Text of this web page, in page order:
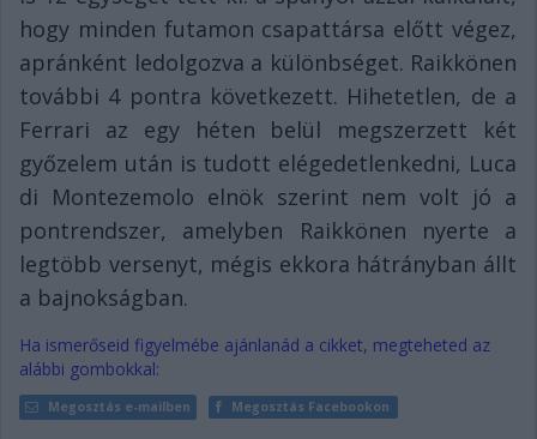
hogy minden futamon csapattársa előtt végez,
apránként ledolgozva a különbséget. Raikkönen
további 4 pontra következett. Hihetetlen, de a
Ferrari az egy héten belül megszerzett két
győzelem után is tudott elégedetlenkedni, Luca
di Montezemolo elnök szerint nem volt jó a
pontrendszer, amelyben Raikkönen nyerte a
legtöbb versenyt, mégis ekkora hátrányban állt
a bajnokságban.
Ha ismerőseid figyelmébe ajánlanád a cikket, megteheted az
alábbi gombokkal:
Megosztás e-mailben Megosztás Facebookon